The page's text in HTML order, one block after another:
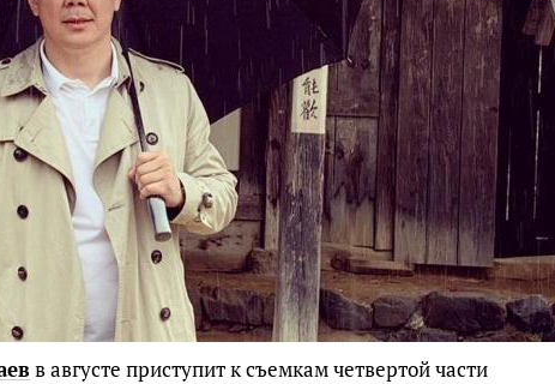
в августе приступит к съемкам четвертой части